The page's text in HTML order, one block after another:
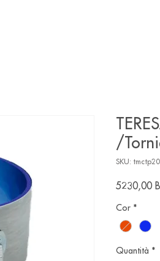
/
SKU:
5230,00
Cor *
Quantità *